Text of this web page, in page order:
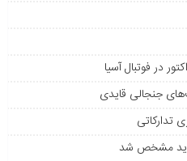
در فوتبال آسیا
جنجالی قایدی
تدارکاتی